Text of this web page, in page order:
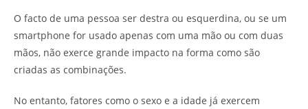
O facto de uma pessoa ser destra ou esquerdina, ou se um
smartphone for usado apenas com uma mão ou com duas
mãos, não exerce grande impacto na forma como são
criadas as combinações.
No entanto, fatores como o sexo e a idade já exercem